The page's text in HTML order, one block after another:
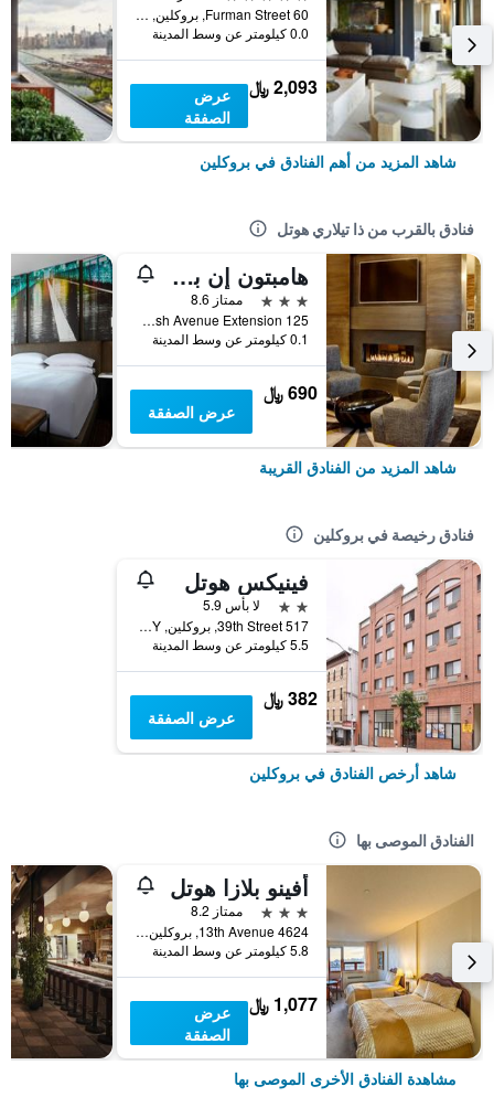
60 Furman Street, بروكلين, NY, الولايات المتحدة الأميريكية
0.0 كيلومتر عن وسط المدينة
2,093 ﷼
عرض
الصفقة
شاهد المزيد من أهم الفنادق في بروكلين
فنادق بالقرب من ذا تيلاري هوتل
هامبتون إن بروكلين/ داون تاون
3 نجوم
ممتاز 8.6
125 Flatbush Avenue Extension, بروكلين, NY, الولايات المتحدة الأميريكية
0.1 كيلومتر عن وسط المدينة
690 ﷼
عرض الصفقة
شاهد المزيد من الفنادق القريبة
فنادق رخيصة في بروكلين
فينيكس هوتل
2 نجمتين
لا بأس 5.9
517 39th Street, بروكلين, NY, الولايات المتحدة الأميريكية
5.5 كيلومتر عن وسط المدينة
382 ﷼
عرض الصفقة
شاهد أرخص الفنادق في بروكلين
الفنادق الموصى بها
أفينو بلازا هوتل
3 نجوم
ممتاز 8.2
4624 13th Avenue, بروكلين, NY, الولايات المتحدة الأميريكية
5.8 كيلومتر عن وسط المدينة
1,077 ﷼
عرض
الصفقة
مشاهدة الفنادق الأخرى الموصى بها